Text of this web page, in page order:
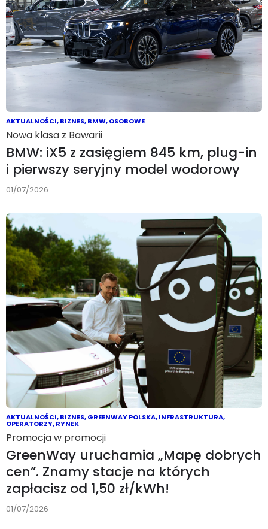
AKTUALNOŚCI,BIZNES,BMW,OSOBOWE
Nowa klasa z Bawarii
BMW: iX5 z zasięgiem 845 km, plug-in
i pierwszy seryjny model wodorowy
01/07/2026
AKTUALNOŚCI,BIZNES,GREENWAY POLSKA,INFRASTRUKTURA,
OPERATORZY,RYNEK
Promocja w promocji
GreenWay uruchamia „Mapę dobrych
cen”. Znamy stacje na których
zapłacisz od 1,50 zł/kWh!
01/07/2026